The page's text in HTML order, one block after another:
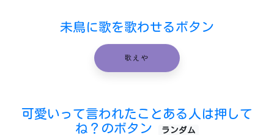
未鳥に歌を歌わせるボタン
歌えや
可愛いって言われたことある人は押して
ね？のボタン
ランダム